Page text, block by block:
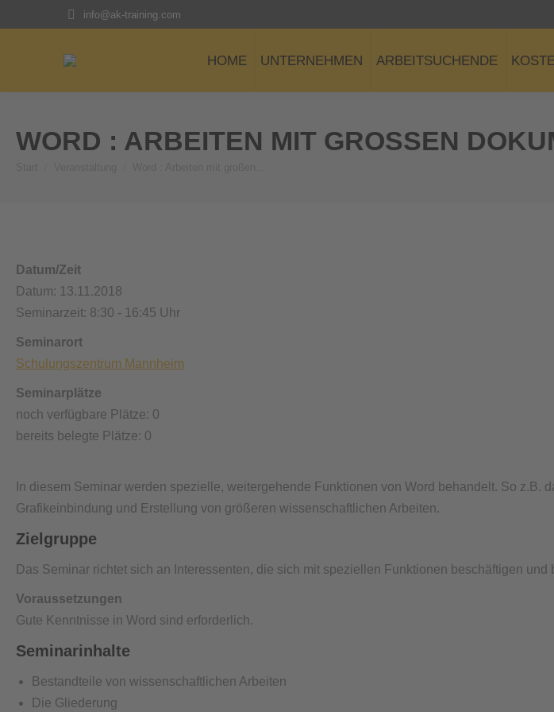
info@ak-training.com
HOME UNTERNEHMEN ARBEITSUCHENDE
WORD : ARBEITEN MIT GROSSEN
Datum/Zeit
Datum: 13.11.2018
Seminarzeit: 8:30 - 16:45 Uhr
Seminarort
Schulungszentrum Mannheim
Seminarplätze
noch verfügbare Plätze: 0
bereits belegte Plätze: 0
In diesem Seminar werden spezielle, weitergehende Funktionen von Word behandelt. So
Grafikeinbindung und Erstellung von größeren wissenschaftlichen Arbeiten.
Zielgruppe
Das Seminar richtet sich an Interessenten, die sich mit speziellen Funktionen beschäftigen
Voraussetzungen
Gute Kenntnisse in Word sind erforderlich.
Seminarinhalte
Bestandteile von wissenschaftlichen Arbeiten
Die Gliederung